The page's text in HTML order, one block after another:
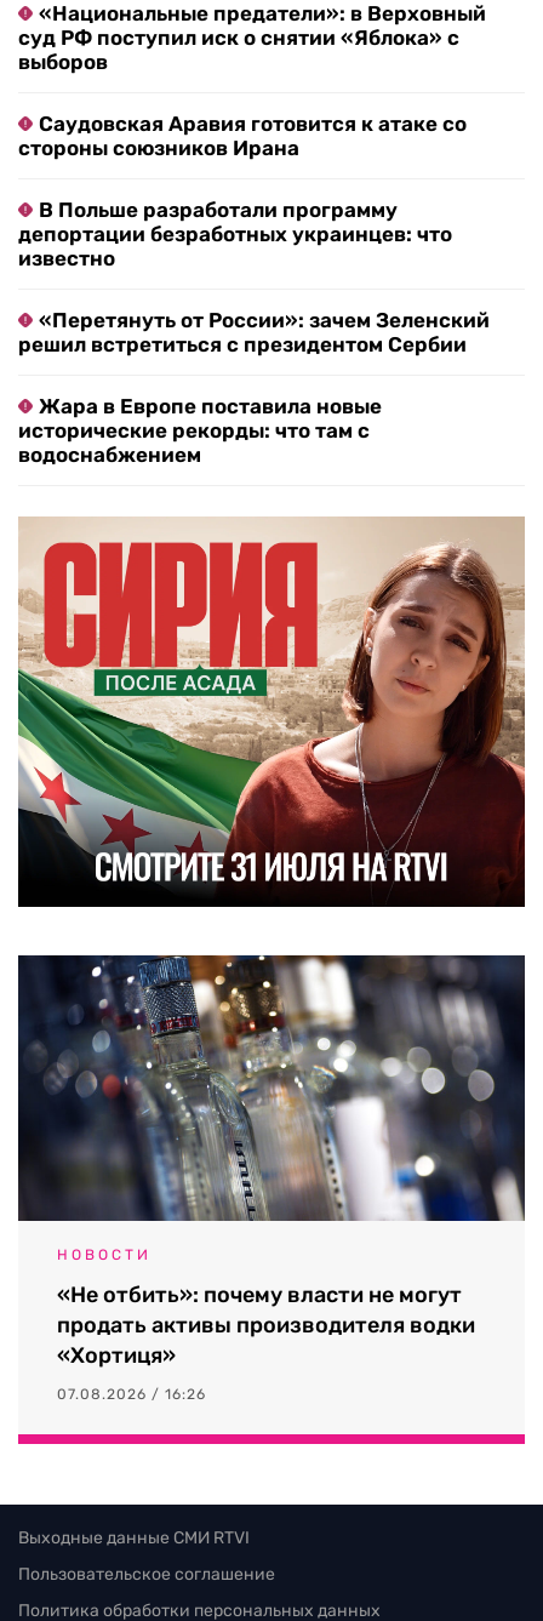
«Национальные предатели»: в Верховный
суд РФ поступил иск о снятии «Яблока» с
выборов
Саудовская Аравия готовится к атаке со
стороны союзников Ирана
В Польше разработали программу
депортации безработных украинцев: что
известно
«Перетянуть от России»: зачем Зеленский
решил встретиться с президентом Сербии
Жара в Европе поставила новые
исторические рекорды: что там с
водоснабжением
НОВОСТИ
«Не отбить»: почему власти не могут
продать активы производителя водки
«Хортиця»
07.08.2026 / 16:26
Выходные данные СМИ RTVI
Пользовательское соглашение
Политика обработки персональных данных